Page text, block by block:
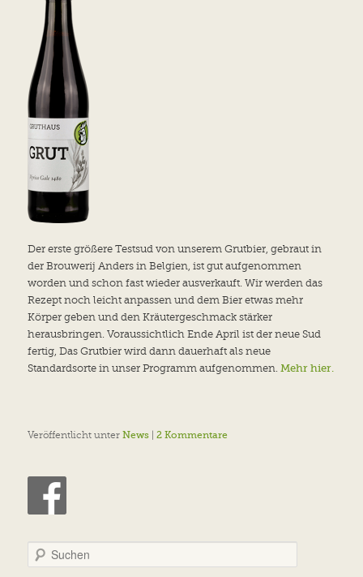
Der erste größere Testsud von unserem Grutbier, gebraut in
der Brouwerij Anders in Belgien, ist gut aufgenommen
worden und schon fast wieder ausverkauft. Wir werden das
Rezept noch leicht anpassen und dem Bier etwas mehr
Körper geben und den Kräutergeschmack stärker
herausbringen. Voraussichtlich Ende April ist der neue Sud
fertig, Das Grutbier wird dann dauerhaft als neue
Standardsorte in unser Programm aufgenommen. Mehr hier.
Veröffentlicht unter News |2 Kommentare
u